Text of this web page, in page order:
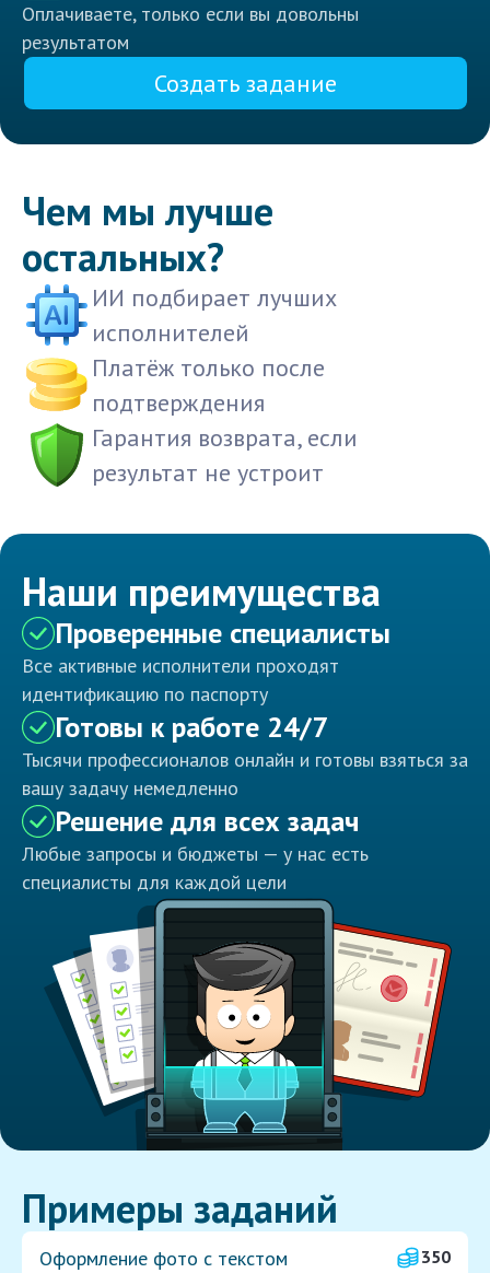
Оплачиваете, только если вы довольны
результатом
Создать задание
Чем мы лучше
остальных?
ИИ подбирает лучших
исполнителей
Платёж только после
подтверждения
Гарантия возврата, если
результат не устроит
Наши преимущества
Проверенные специалисты
Все активные исполнители проходят
идентификацию по паспорту
Готовы к работе 24/7
Тысячи профессионалов онлайн и готовы взяться за
вашу задачу немедленно
Решение для всех задач
Любые запросы и бюджеты — у нас есть
специалисты для каждой цели
Примеры заданий
Оформление фото с текстом
350